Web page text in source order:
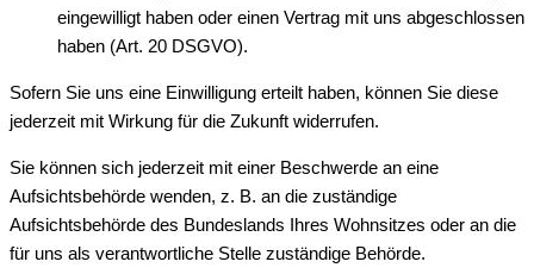
eingewilligt haben oder einen Vertrag mit uns abgeschlossen
haben (Art. 20 DSGVO).
Sofern Sie uns eine Einwilligung erteilt haben, können Sie diese
jederzeit mit Wirkung für die Zukunft widerrufen.
Sie können sich jederzeit mit einer Beschwerde an eine
Aufsichtsbehörde wenden, z. B. an die zuständige
Aufsichtsbehörde des Bundeslands Ihres Wohnsitzes oder an die
für uns als verantwortliche Stelle zuständige Behörde.